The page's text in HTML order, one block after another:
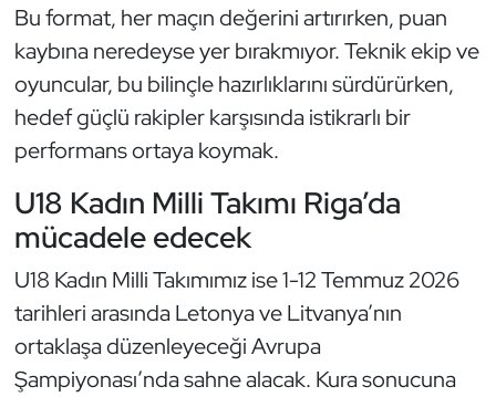
Bu format, her maçın değerini artırırken, puan
kaybına neredeyse yer bırakmıyor. Teknik ekip ve
oyuncular, bu bilinçle hazırlıklarını sürdürürken,
hedef güçlü rakipler karşısında istikrarlı bir
performans ortaya koymak.
U18 Kadın Milli Takımı Riga’da
mücadele edecek
U18 Kadın Milli Takımımız ise 1-12 Temmuz 2026
tarihleri arasında Letonya ve Litvanya’nın
ortaklaşa düzenleyeceği Avrupa
Şampiyonası’nda sahne alacak. Kura sonucuna
Paralimpik
Ragbi
Satranç
Su Topu
Tekvando
Tenis